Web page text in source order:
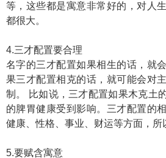
等，这些都是寓意非常好的，对人
都很大。
4.三才配置要合理
名字的三才配置如果相生的话，就
果三才配置相克的话，就可能会对
制。 比如说，三才配置如果木克土
的脾胃健康受到影响。三才配置的
健康、性格、事业、财运等方面，所
5.要赋含寓意